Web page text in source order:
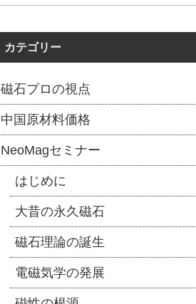
カテゴリー
磁石プロの視点
中国原材料価格
NeoMagセミナー
はじめに
大昔の永久磁石
磁石理論の誕生
電磁気学の発展